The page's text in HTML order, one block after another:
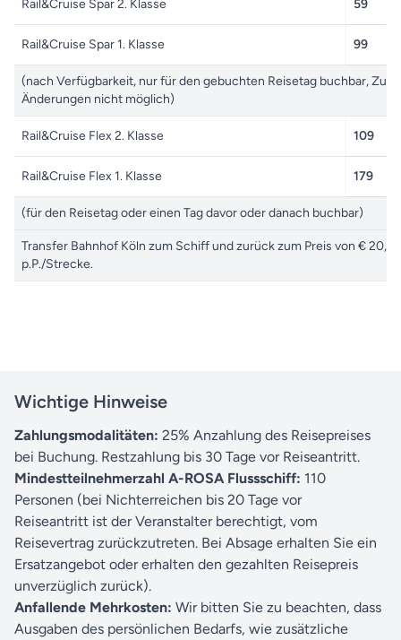
Rail&Cruise Spar 2. Klasse 59
Rail&Cruise Spar 1. Klasse 99
(nach Verfügbarkeit, nur für den gebuchten Reisetag buchbar,
Änderungen nicht möglich)
Rail&Cruise Flex 2. Klasse 109
Rail&Cruise Flex 1. Klasse 179
(für den Reisetag oder einen Tag davor oder danach buchbar)
Transfer Bahnhof Köln zum Schiff und zurück zum Preis von € 20,-
p.P./Strecke.
Wichtige Hinweise
Zahlungsmodalitäten: 25% Anzahlung des Reisepreises
bei Buchung. Restzahlung bis 30 Tage vor Reiseantritt.
Mindestteilnehmerzahl A-ROSA Flussschiff: 110
Personen (bei Nichterreichen bis 20 Tage vor
Reiseantritt ist der Veranstalter berechtigt, vom
Reisevertrag zurückzutreten. Bei Absage erhalten Sie ein
Ersatzangebot oder erhalten den gezahlten Reisepreis
unverzüglich zurück).
Anfallende Mehrkosten: Wir bitten Sie zu beachten, dass
Ausgaben des persönlichen Bedarfs, wie zusätzliche